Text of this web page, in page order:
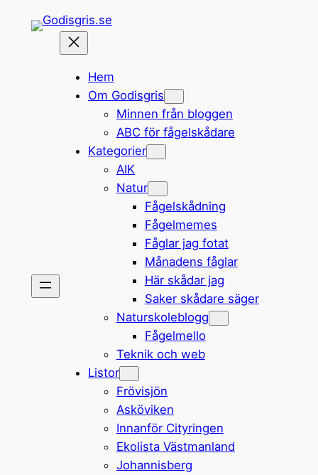
Hem
Om Godisgris
Minnen från bloggen
ABC för fågelskådare
Kategorier
AIK
Natur
Fågelskådning
Fågelmemes
Fåglar jag fotat
Månadens fåglar
Här skådar jag
Saker skådare säger
Naturskoleblogg
Fågelmello
Teknik och web
Listor
Frövisjön
Asköviken
Innanför Cityringen
Ekolista Västmanland
Johannisberg